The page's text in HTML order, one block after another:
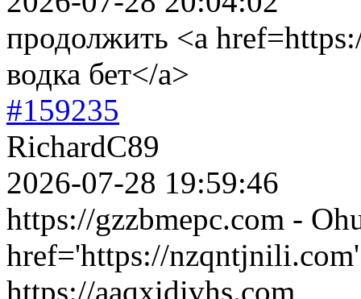
продолжить <a
водка бет</a>
#159235
RichardC89
2026-07-28 19:59:46
https://gzzbmepc.com -
href='https://
https://aaqxidivhs.com